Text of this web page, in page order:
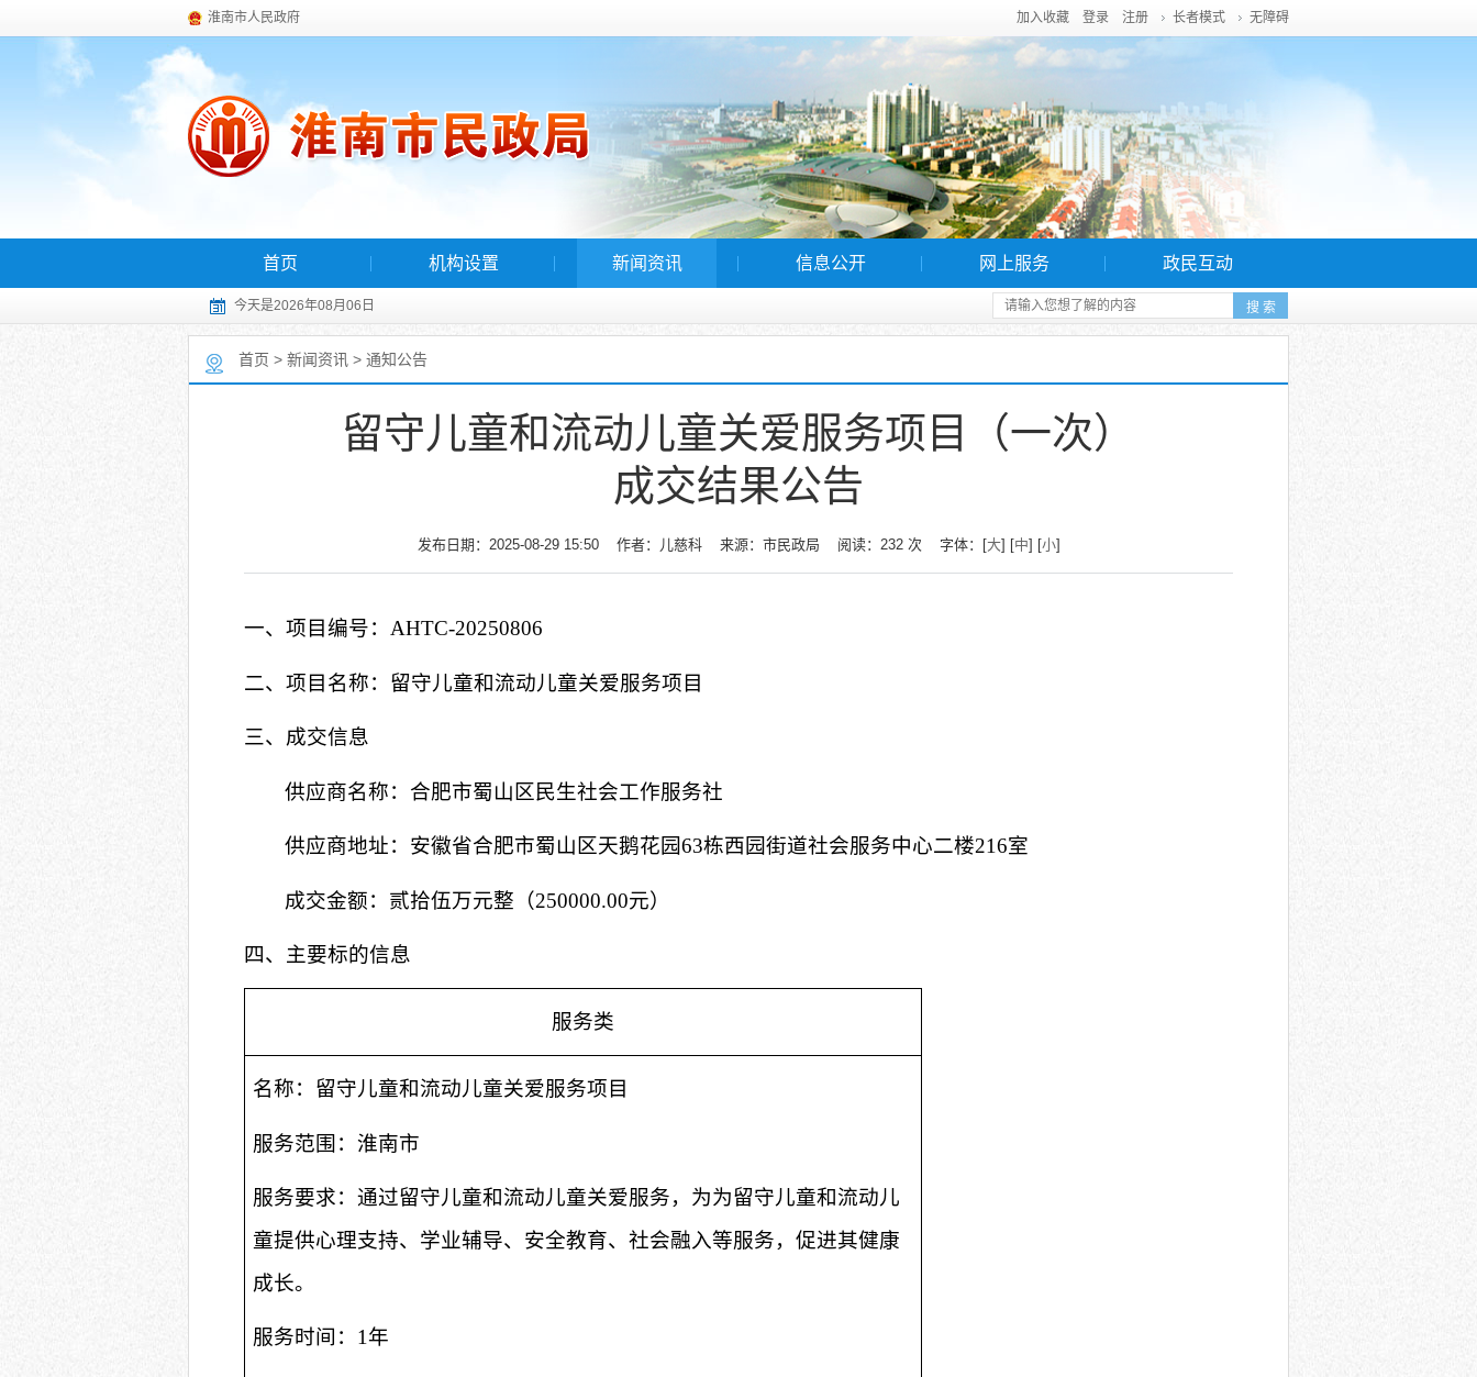
淮南市人民政府 加入收藏 登录 注册 长者模式 无障碍
首页 机构设置 新闻资讯 信息公开 网上服务 政民互动
今天是2026年08月06日
首页 > 新闻资讯 > 通知公告
留守儿童和流动儿童关爱服务项目（一次）
成交结果公告
发布日期：2025-08-29 15:50 作者：儿慈科 来源：市民政局 阅读： 232次 字体：[大] [中] [小]
一、项目编号： AHTC-20250806
二、项目名称： 留守儿童和流动儿童关爱服务项目
三、成交信息
供应商名称：合肥市蜀山区民生社会工作服务社
供应商地址：安徽省合肥市蜀山区天鹅花园63栋西园街道社会服务中心二楼216室
成交金额：贰拾伍万元整（250000.00元）
四、主要标的信息
服务类
名称：留守儿童和流动儿童关爱服务项目
服务范围：淮南市
服务要求：通过留守儿童和流动儿童关爱服务，为为留守儿童和流动儿
童提供心理支持、学业辅导、安全教育、社会融入等服务，促进其健康
成长。
服务时间： 1年